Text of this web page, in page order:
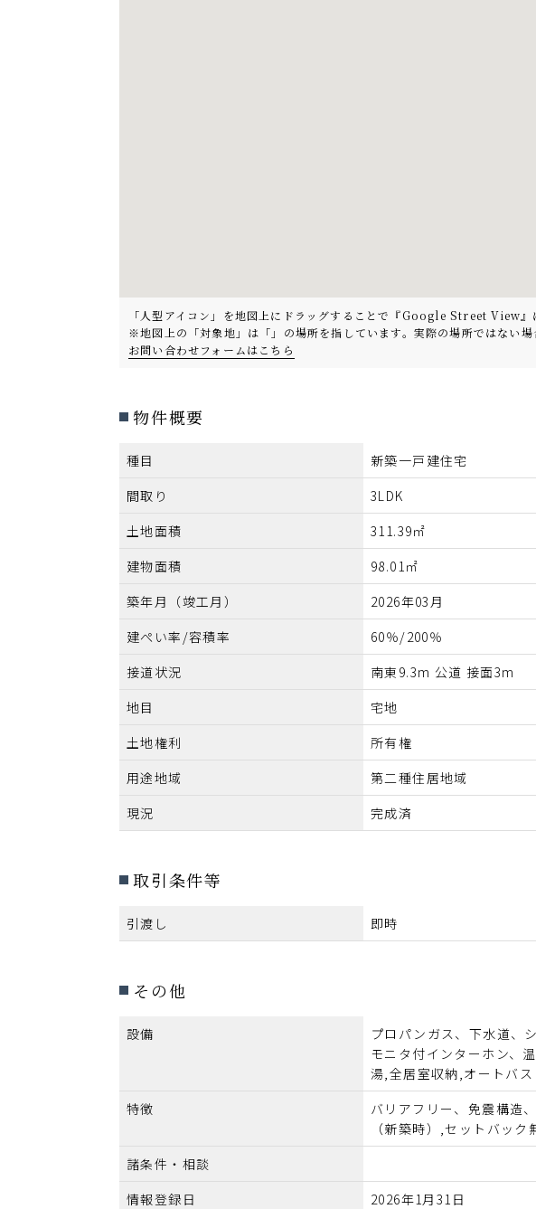
「人型アイコン」を地図上にドラッグすることで『Google Street View』
※地図上の「対象地」は「」の場所を指しています。実際の場所ではない場
お問い合わせフォームはこちら
物件概要
種目
新築一戸建住宅
間取り
3LDK
土地面積
311.39㎡
建物面積
98.01㎡
築年月（竣工月）
2026年03月
建ぺい率/容積率
60％/200％
接道状況
南東9.3m 公道 接面
地目
宅地
土地権利
所有権
用途地域
第二種住居地域
現況
完成済
取引条件等
引渡し 即時
その他
設備
プロパンガス、下水道、
モニタ付インターホン、
湯,全居室収納,オートバス
特徴
バリアフリー、免震構造
（新築時）,セットバック
諸条件・相談
情報登録日
2026年1月31日